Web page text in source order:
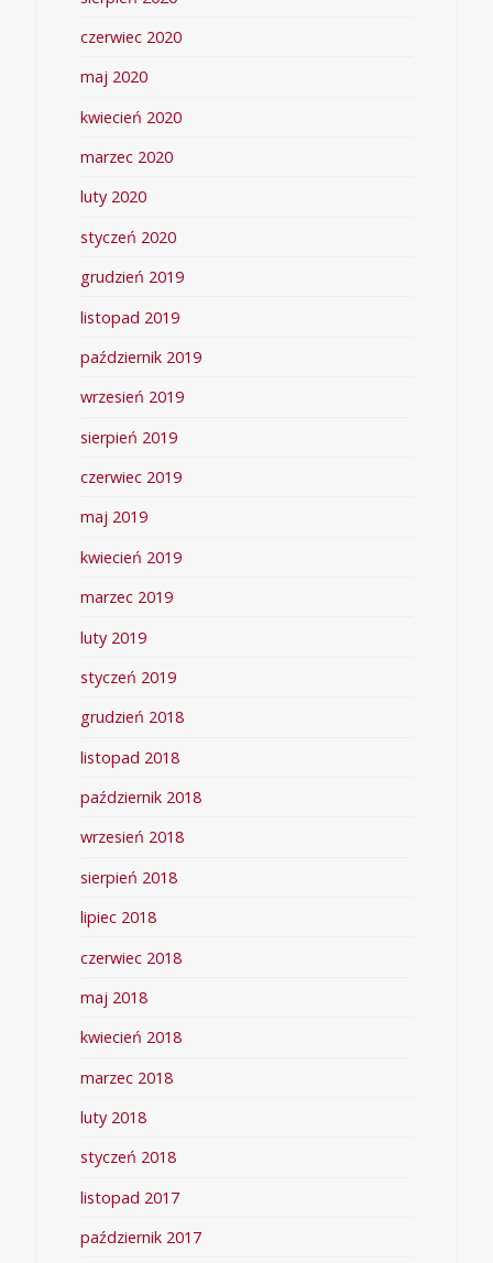
czerwiec 2020
maj 2020
kwiecień 2020
marzec 2020
luty 2020
styczeń 2020
grudzień 2019
listopad 2019
październik 2019
wrzesień 2019
sierpień 2019
czerwiec 2019
maj 2019
kwiecień 2019
marzec 2019
luty 2019
styczeń 2019
grudzień 2018
listopad 2018
październik 2018
wrzesień 2018
sierpień 2018
lipiec 2018
czerwiec 2018
maj 2018
kwiecień 2018
marzec 2018
luty 2018
styczeń 2018
listopad 2017
październik 2017